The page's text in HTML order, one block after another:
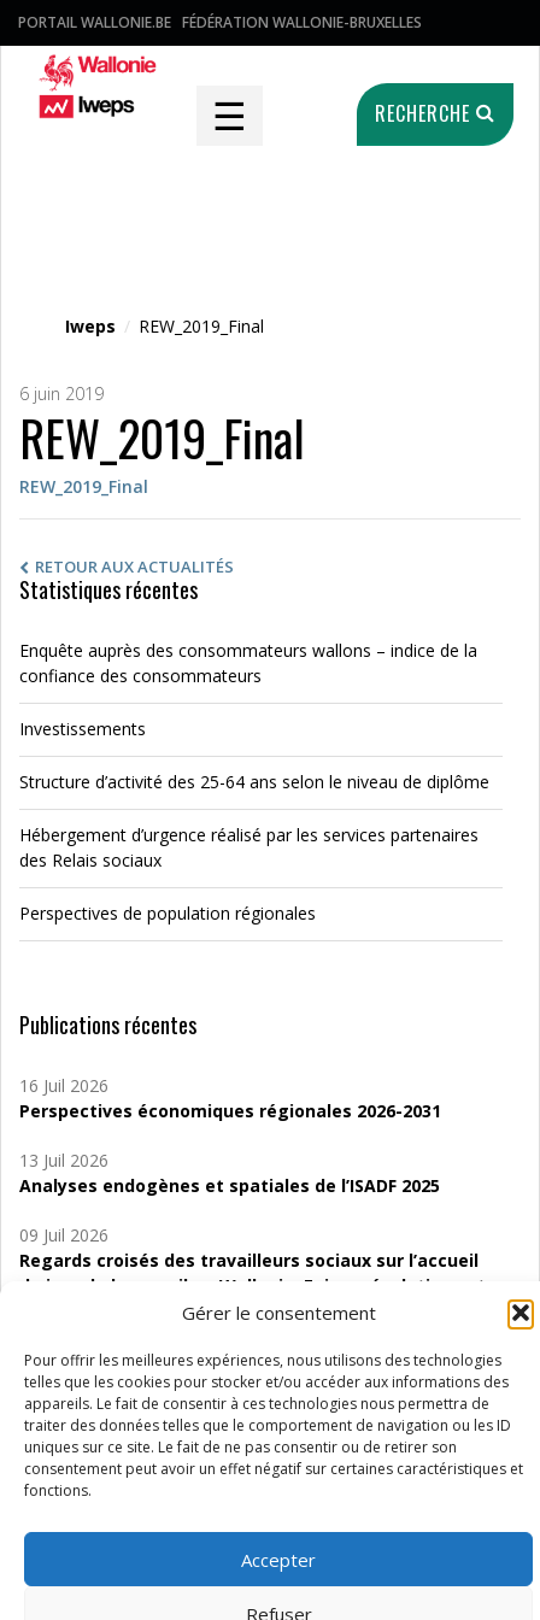
Gérer le consentement
Pour offrir les meilleures expériences, nous utilisons des technologies
telles que les cookies pour stocker et/ou accéder aux informations des
appareils. Le fait de consentir à ces technologies nous permettra de
traiter des données telles que le comportement de navigation ou les ID
uniques sur ce site. Le fait de ne pas consentir ou de retirer son
consentement peut avoir un effet négatif sur certaines caractéristiques et
fonctions.
Accepter
Refuser
PORTAIL WALLONIE.BE FÉDÉRATION WALLONIE-BRUXELLES
☰ RECHERCHE
Iweps / REW_2019_Final
6 juin 2019
REW_2019_Final
REW_2019_Final
RETOUR AUX ACTUALITÉS
Statistiques récentes
Enquête auprès des consommateurs wallons – indice de la
confiance des consommateurs
Investissements
Structure d’activité des 25-64 ans selon le niveau de diplôme
Hébergement d’urgence réalisé par les services partenaires
des Relais sociaux
Perspectives de population régionales
Publications récentes
16 Juil 2026
Perspectives économiques régionales 2026-2031
13 Juil 2026
Analyses endogènes et spatiales de l’ISADF 2025
09 Juil 2026
Regards croisés des travailleurs sociaux sur l’accueil
de jour de bas seuil en Wallonie. Enjeux, évolutions et
06 Juil 2026
Étude d’évaluabilité des Structures
d’accompagnement à l’autocréation d’emploi (SAACE)
01 Juil 2026
Pénurie du personnel infirmier :quels indicateurs
Wallonie ?